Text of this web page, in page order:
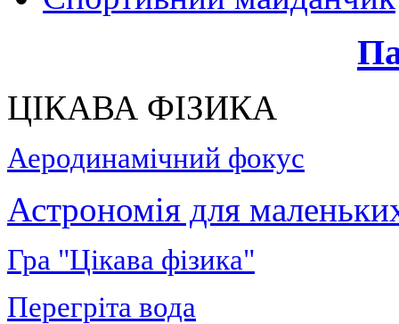
ЦІКАВА ФІЗИКА
Аеродинамічний фокус
Астрономія для
Гра "Цікава фізика"
Перегріта вода